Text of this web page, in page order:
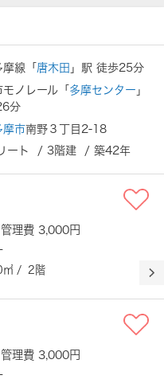
線「 唐木田 」駅 徒歩25分
ノレール「 多摩センター 」
分
摩市南野３丁目2-18
ート / 3階建 / 築42年
管理費 3,000円
-
㎡ / 2階
管理費 3,000円
-